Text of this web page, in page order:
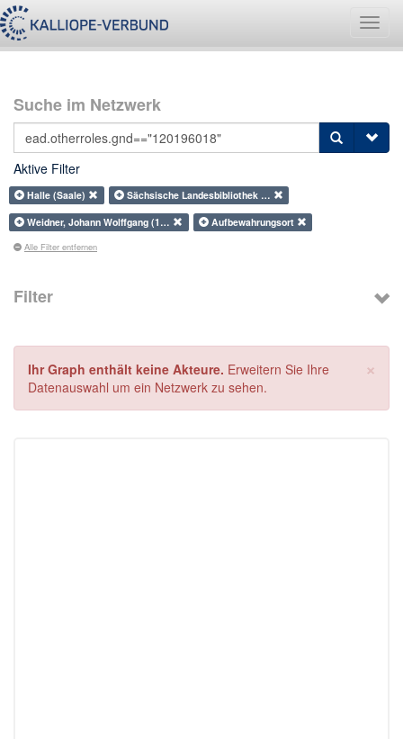
Suche im Netzwerk
Aktive Filter
Halle (Saale)
Sächsische Landesbibliothek …
Weidner, Johann Wolffgang (1…
Aufbewahrungsort
Alle Filter entfernen
Filter
×
Ihr Graph enthält keine Akteure. Erweitern Sie Ihre
Datenauswahl um ein Netzwerk zu sehen.